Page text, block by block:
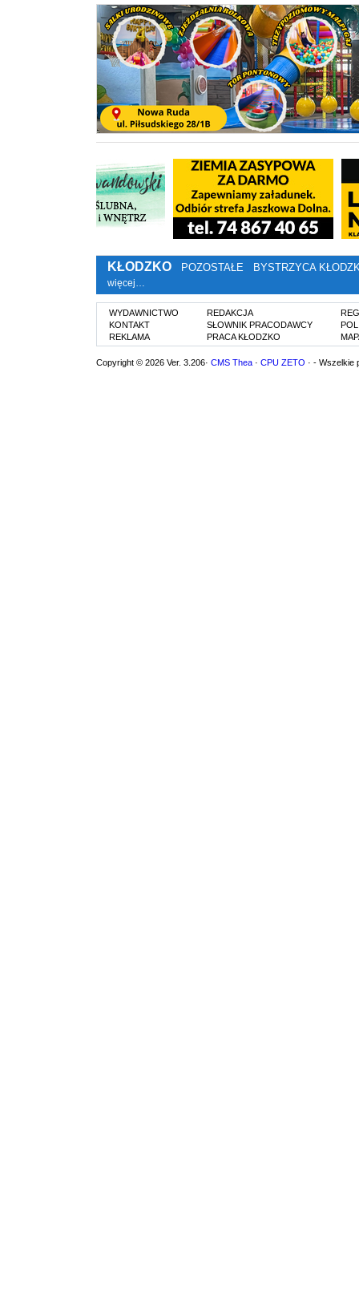
KŁODZKO POZOSTAŁE BYSTRZYCA
więcej…
WYDAWNICTWO
KONTAKT
REKLAMA
REDAKCJA
SŁOWNIK PRACODAWCY
PRACA KŁODZKO
Copyright © 2026 Ver. 3.206· CMS Thea · CPU ZETO · - Wszelkie